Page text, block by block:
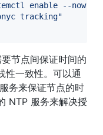
enable --now
tracking"
节点间保证时间的
性一致性。可以通
务来保证节点的时
NTP 服务来解决授